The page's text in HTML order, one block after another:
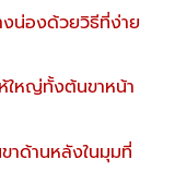
น่องด้วยวิธีที่ง่าย
ใหญ่ทั้งต้นขาหน้า
าด้านหลังในมุมที่